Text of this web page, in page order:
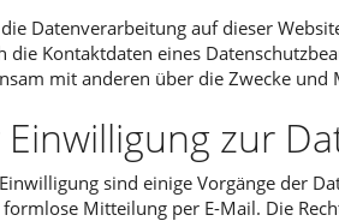
Datenverarbeitung auf dieser
die Kontaktdaten eines
mit anderen über die Zwecke
zur
sind einige Vorgänge der
Mitteilung per E-Mail. Die